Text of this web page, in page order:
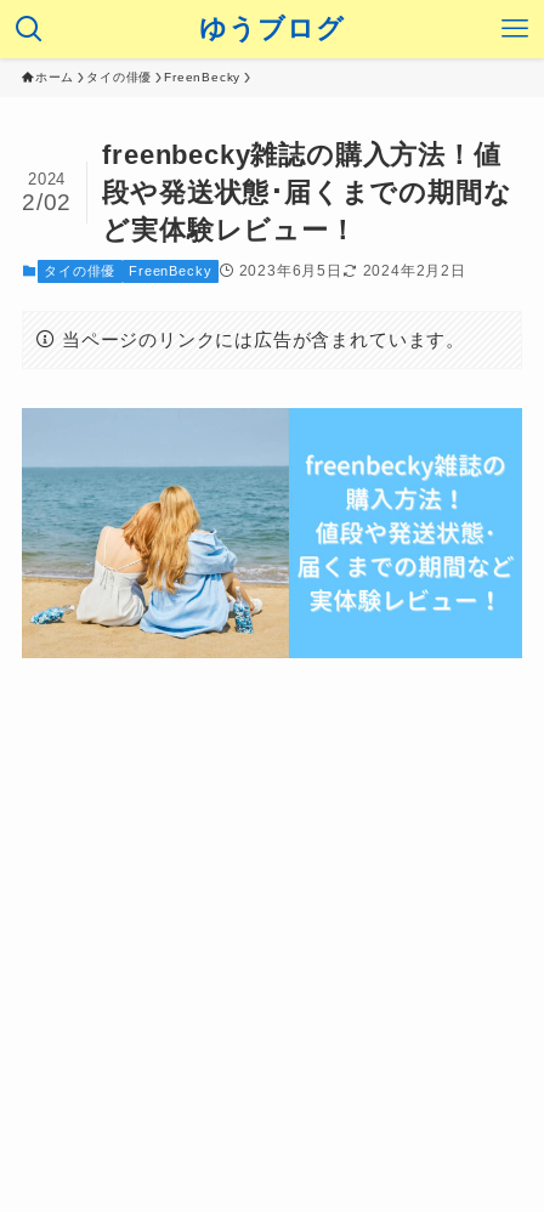
ゆうブログ
ホーム タイの俳優 FreenBecky
freenbecky雑誌の購入方法！値
段や発送状態･届くまでの期間な
ど実体験レビュー！
2024
2/02
タイの俳優 FreenBecky 2023年6月5日 2024年2月2日
当ページのリンクには広告が含まれています。